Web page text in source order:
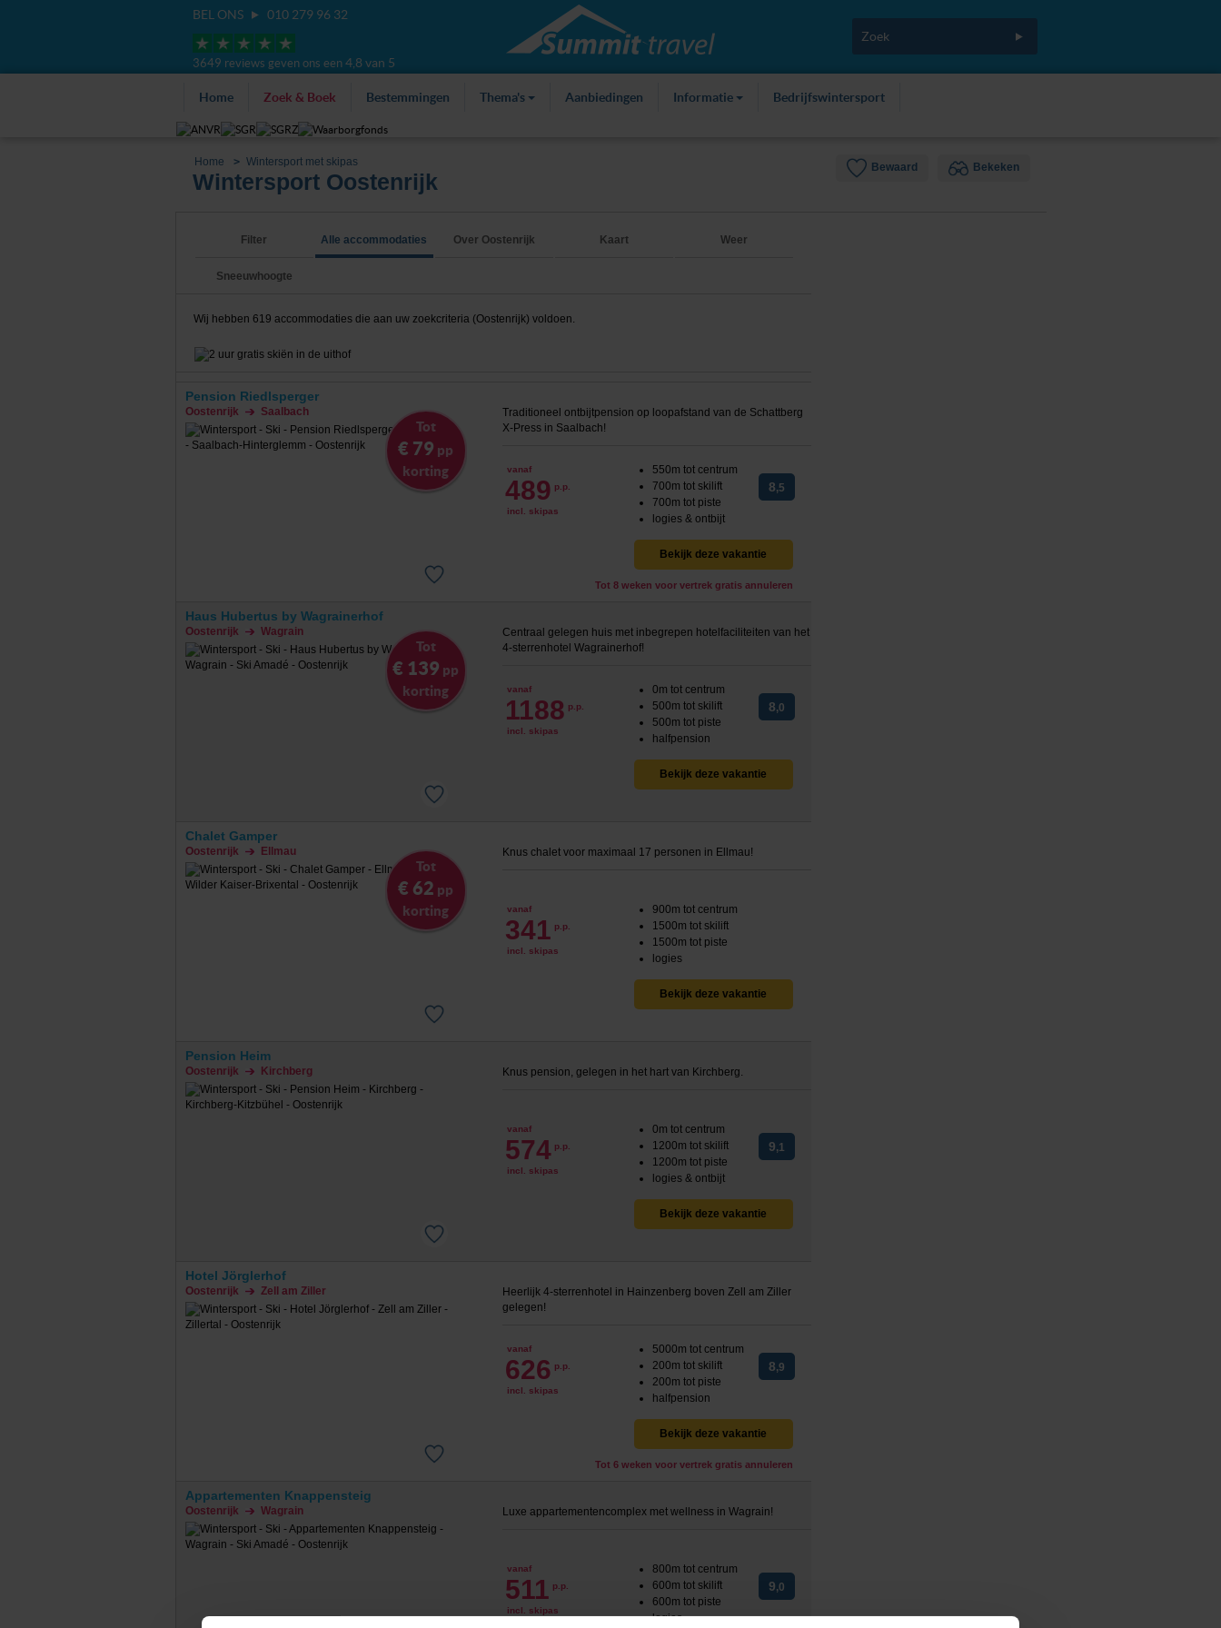
BEL ONS 010 279 96 32
3649 reviews geven ons een 4,8 van 5
Home Zoek & Boek Bestemmingen Thema's Aanbiedingen Informatie Bedrijfswintersport
Bewaard Bekeken
Home Wintersport met skipas
Wintersport Oostenrijk
Filter Alle accommodaties Over Oostenrijk Kaart Weer
Sneeuwhoogte
Wij hebben 619 accommodaties die aan uw zoekcriteria (Oostenrijk) voldoen.
Pension Riedlsperger
Oostenrijk Saalbach
Tot
€ 79 pp
korting
Traditioneel ontbijtpension op loopafstand van de Schattberg
X-Press in Saalbach!
vanaf
489 p.p.
incl. skipas
550m tot centrum
700m tot skilift
700m tot piste
logies & ontbijt
8,5
Bekijk deze vakantie
Tot 8 weken voor vertrek gratis annuleren
Haus Hubertus by Wagrainerhof
Oostenrijk Wagrain
Tot
€ 139 pp
korting
Centraal gelegen huis met inbegrepen hotelfaciliteiten van het
4-sterrenhotel Wagrainerhof!
vanaf
1188 p.p.
incl. skipas
0m tot centrum
500m tot skilift
500m tot piste
halfpension
8,0
Bekijk deze vakantie
Chalet Gamper
Oostenrijk Ellmau
Tot
€ 62 pp
korting
Knus chalet voor maximaal 17 personen in Ellmau!
vanaf
341 p.p.
incl. skipas
900m tot centrum
1500m tot skilift
1500m tot piste
logies
Bekijk deze vakantie
Pension Heim
Oostenrijk Kirchberg Knus pension, gelegen in het hart van Kirchberg.
vanaf
574 p.p.
incl. skipas
0m tot centrum
1200m tot skilift
1200m tot piste
logies & ontbijt
9,1
Bekijk deze vakantie
Hotel Jörglerhof
Oostenrijk Zell am Ziller
Heerlijk 4-sterrenhotel in Hainzenberg boven Zell am Ziller
gelegen!
vanaf
626 p.p.
incl. skipas
5000m tot centrum
200m tot skilift
200m tot piste
halfpension
8,9
Bekijk deze vakantie
Tot 6 weken voor vertrek gratis annuleren
Appartementen Knappensteig
Oostenrijk Wagrain Luxe appartementencomplex met wellness in Wagrain!
vanaf
511 p.p.
incl. skipas
800m tot centrum
600m tot skilift
600m tot piste
logies
9,0